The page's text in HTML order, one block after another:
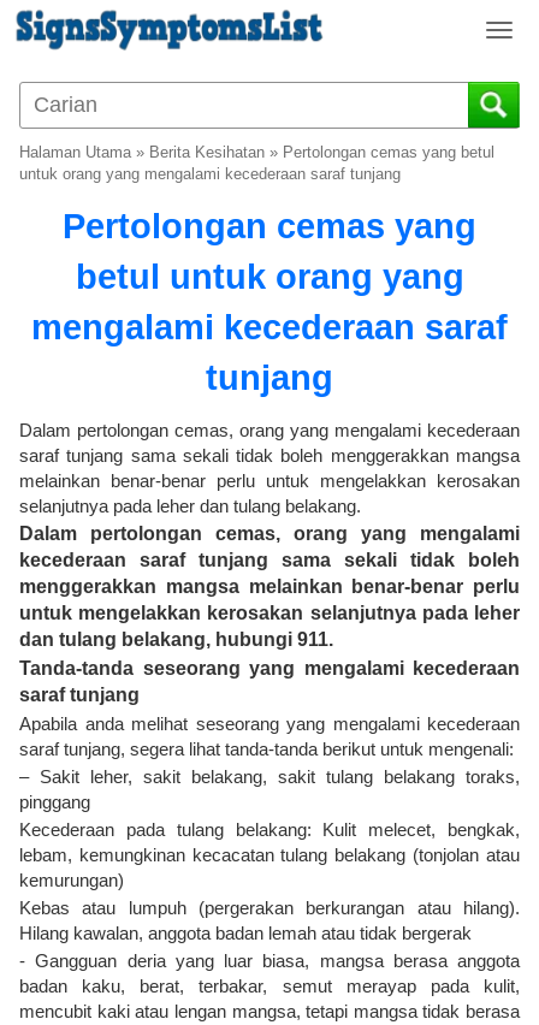
T
g
g
a
n
Halaman Utama» Berita Kesihatan » Pertolongan cemas yang betul
untuk orang yang mengalami kecederaan saraf tunjang
Pertolongan cemas yang
betul untuk orang yang
mengalami kecederaan saraf
tunjang
Dalam pertolongan cemas, orang yang mengalami kecederaan
saraf tunjang sama sekali tidak boleh menggerakkan mangsa
melainkan benar-benar perlu untuk mengelakkan kerosakan
selanjutnya pada leher dan tulang belakang.
Dalam pertolongan cemas, orang yang mengalami
kecederaan saraf tunjang sama sekali tidak boleh
menggerakkan mangsa melainkan benar-benar perlu
untuk mengelakkan kerosakan selanjutnya pada leher
dan tulang belakang, hubungi 911.
Tanda-tanda seseorang yang mengalami kecederaan
saraf tunjang
Apabila anda melihat seseorang yang mengalami kecederaan
saraf tunjang, segera lihat tanda-tanda berikut untuk mengenali:
– Sakit leher, sakit belakang, sakit tulang belakang toraks,
pinggang
Kecederaan pada tulang belakang: Kulit melecet, bengkak,
lebam, kemungkinan kecacatan tulang belakang (tonjolan atau
kemurungan)
Kebas atau lumpuh (pergerakan berkurangan atau hilang).
Hilang kawalan, anggota badan lemah atau tidak bergerak
- Gangguan deria yang luar biasa, mangsa berasa anggota
badan kaku, berat, terbakar, semut merayap pada kulit,
mencubit kaki atau lengan mangsa, tetapi mangsa tidak berasa